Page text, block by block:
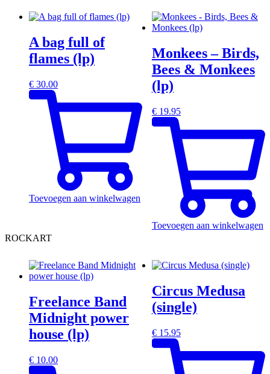
A bag full of
flames (lp)
€ 30.00
Toevoegen aan winkelwagen
Monkees – Birds,
Bees & Monkees
(lp)
€19.95
Toevoegen aan winkelwagen
Freelance Band
Midnight power
house (lp)
€ 10.00
Circus Medusa
(single)
€15.95
ROCKART